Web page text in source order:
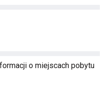
o miejscach pobytu